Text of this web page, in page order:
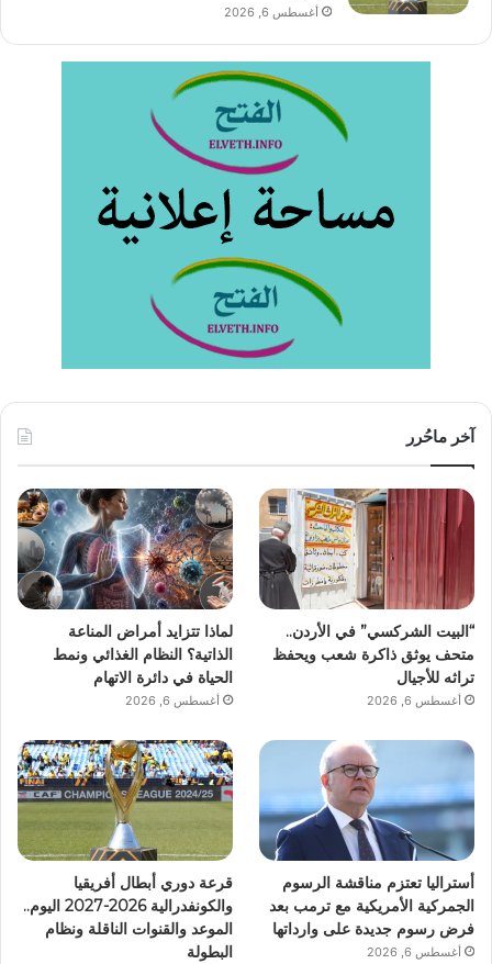
أغسطس 6, 2026
آخر ماحُرر
“البيت الشركسي” في الأردن..
متحف يوثق ذاكرة شعب ويحفظ
تراثه للأجيال
أغسطس 6, 2026
لماذا تتزايد أمراض المناعة
الذاتية؟ النظام الغذائي ونمط
الحياة في دائرة الاتهام
أغسطس 6, 2026
أستراليا تعتزم مناقشة الرسوم
الجمركية الأمريكية مع ترمب بعد
فرض رسوم جديدة على وارداتها
أغسطس 6, 2026
قرعة دوري أبطال أفريقيا
والكونفدرالية 2026-2027 اليوم..
الموعد والقنوات الناقلة ونظام
البطولة